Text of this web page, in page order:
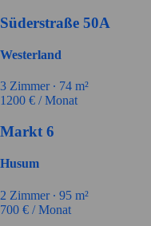
Süderstraße 50A
Westerland
3 Zimmer ∙ 74 m²
1200 € / Monat
Markt 6
Husum
2 Zimmer ∙ 95 m²
700 € / Monat